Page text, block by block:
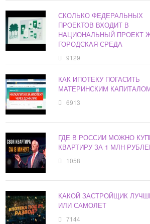
СКОЛЬКО ФЕДЕРАЛЬНЫХ
ПРОЕКТОВ ВХОДИТ В
НАЦИОНАЛЬНЫЙ ПРОЕКТ
ГОРОДСКАЯ СРЕДА
9129
КАК ИПОТЕКУ ПОГАСИТЬ
МАТЕРИНСКИМ
6913
ГДЕ В РОССИИ МОЖНО
КВАРТИРУ ЗА 1 МЛН
1058
КАКОЙ ЗАСТРОЙЩИК
ИЛИ САМОЛЕТ
7144